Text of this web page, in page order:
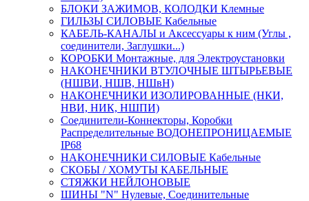
БЛОКИ ЗАЖИМОВ, КОЛОДКИ Клемные
ГИЛЬЗЫ СИЛОВЫЕ Кабельные
КАБЕЛЬ-КАНАЛЫ и Аксессуары к ним (Углы ,
соединители, Заглушки...)
КОРОБКИ Монтажные, для Электроустановки
НАКОНЕЧНИКИ ВТУЛОЧНЫЕ ШТЫРЬЕВЫЕ
(НШВИ, НШВ, НШвН)
НАКОНЕЧНИКИ ИЗОЛИРОВАННЫЕ (НКИ,
НВИ, НИК, НШПИ)
Соединители-Коннекторы, Коробки
Распределительные ВОДОНЕПРОНИЦАЕМЫЕ
IP68
НАКОНЕЧНИКИ СИЛОВЫЕ Кабельные
СКОБЫ / ХОМУТЫ КАБЕЛЬНЫЕ
СТЯЖКИ НЕЙЛОНОВЫЕ
ШИНЫ "N" Нулевые, Соединительные